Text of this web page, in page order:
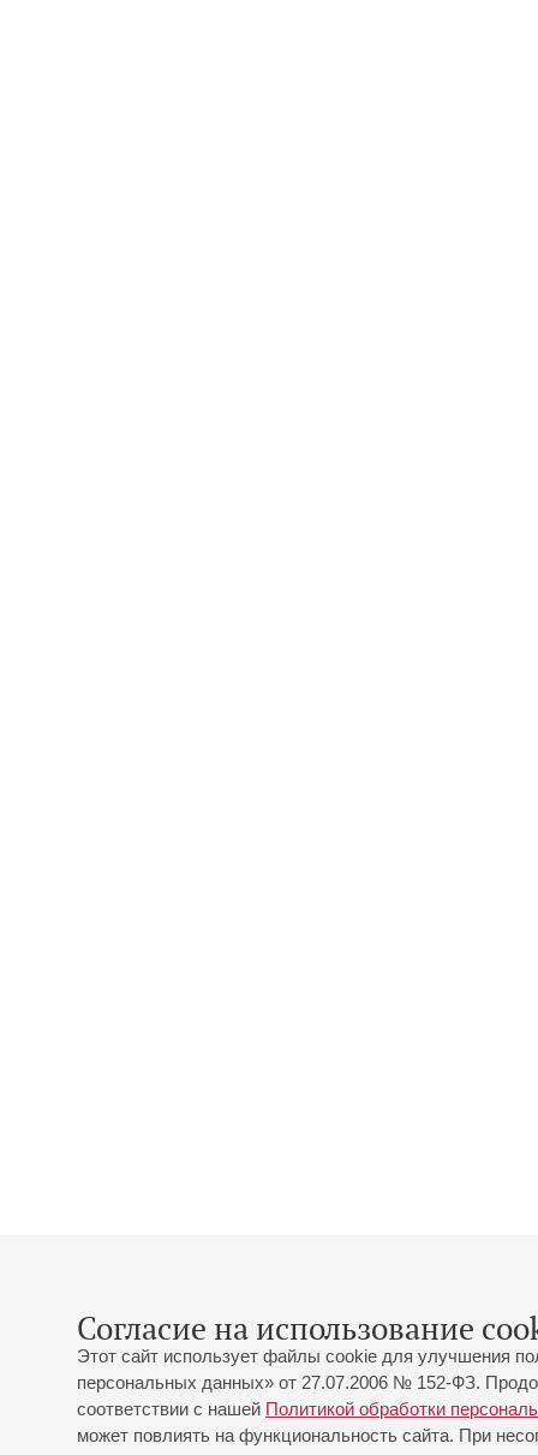
Согласие на использование
Этот сайт использует файлы cookie для улучшения
персональных данных» от 27.07.2006 № 152-ФЗ.
соответствии с нашей Политикой обработки
может повлиять на функциональность сайта. При